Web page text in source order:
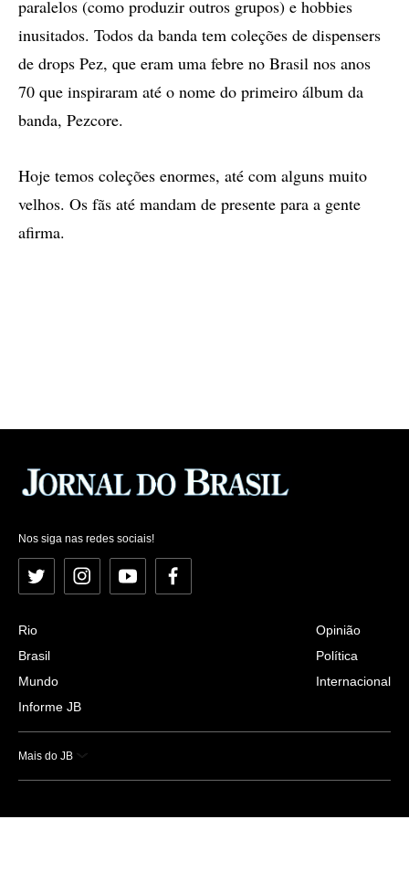
paralelos (como produzir outros grupos) e hobbies
inusitados. Todos da banda tem coleções de dispensers
de drops Pez, que eram uma febre no Brasil nos anos
70 que inspiraram até o nome do primeiro álbum da
banda, Pezcore.
Hoje temos coleções enormes, até com alguns muito
velhos. Os fãs até mandam de presente para a gente
afirma.
Nos siga nas redes sociais!
Twitter InstagramYouTubeFacebook
Rio
Brasil
Mundo
Informe JB
Opinião
Política
Internacional
Mais do JB
Esportes